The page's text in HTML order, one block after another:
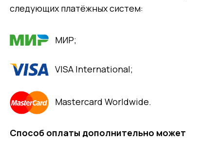
следующих платёжных систем:
МИР;
VISA International;
Mastercard Worldwide.
Способ оплаты дополнительно может